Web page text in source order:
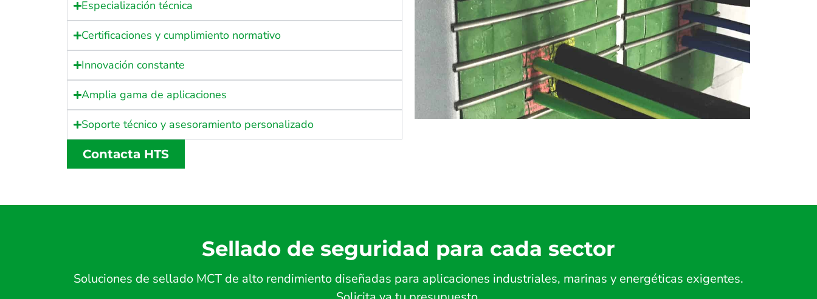
Especialización técnica
Certificaciones y cumplimiento normativo
Innovación constante
Amplia gama de aplicaciones
Soporte técnico y asesoramiento personalizado
Contacta HTS
Sellado de seguridad para cada sector
Soluciones de sellado MCT de alto rendimiento diseñadas para aplicaciones industriales, marinas y energéticas exigentes.